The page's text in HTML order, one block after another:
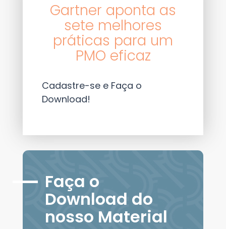
Gartner aponta as
sete melhores
práticas para um
PMO eficaz
Cadastre-se e Faça o
Download!
Faça o
Download do
nosso Material